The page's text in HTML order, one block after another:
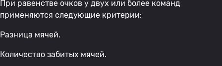
При равенстве очков у двух или более команд
применяются следующие критерии:
Разница мячей.
Количество забитых мячей.